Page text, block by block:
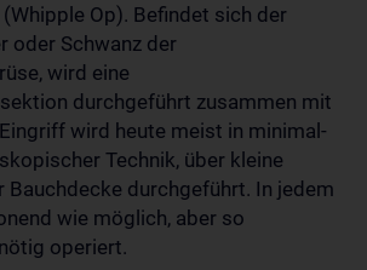
Op). Befindet sich der
oder Schwanz der
wird eine
durchgeführt zusammen mit
wird heute meist in minimal-
Technik, über kleine
Bauchdecke durchgeführt. In jedem
wie möglich, aber so
operiert.